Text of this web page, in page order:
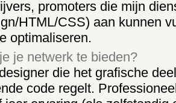
promoters die mijn
HTML/CSS) aan kunnen
optimaliseren.
je netwerk te bieden?
die het grafische
code regelt.